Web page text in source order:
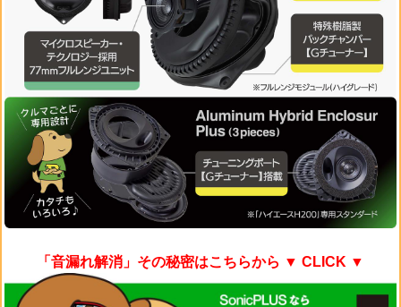
「音漏れ解消」その秘密はこちらから ▼ CLICK ▼